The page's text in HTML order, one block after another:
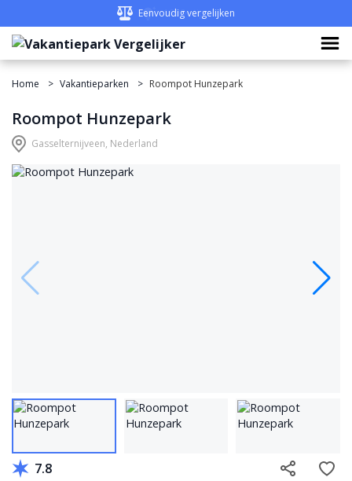
Eenvoudig vergelijken
Home Vakantieparken Roompot Hunzepark
Roompot Hunzepark
Gasselternijveen, Nederland
7.8